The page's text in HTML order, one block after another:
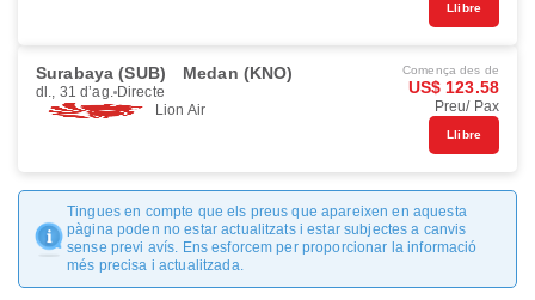
Llibre
Surabaya (SUB) Medan (KNO)
dl., 31 d’ag. Directe
Lion Air
Comença des de
US$ 123.58
Preu/ Pax
Llibre
Tingues en compte que els preus que apareixen en aquesta
pàgina poden no estar actualitzats i estar subjectes a canvis
sense previ avís. Ens esforcem per proporcionar la informació
més precisa i actualitzada.